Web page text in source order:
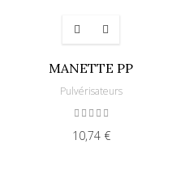
MANETTE PP
Pulvérisateurs
10,74 €